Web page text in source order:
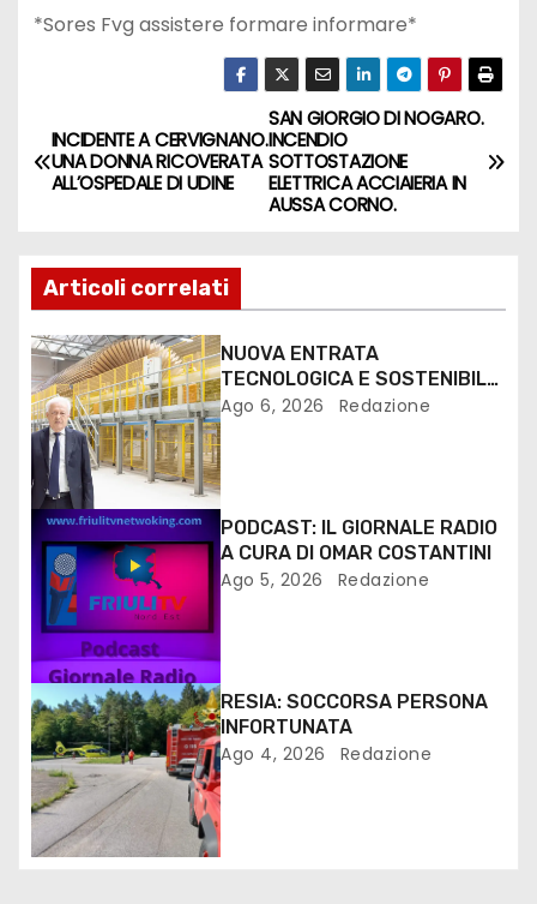
*Sores Fvg assistere formare informare*
SAN GIORGIO DI NOGARO.
INCENDIO
SOTTOSTAZIONE
ELETTRICA ACCIAIERIA IN
AUSSA CORNO.
INCIDENTE A CERVIGNANO.
UNA DONNA RICOVERATA
ALL’OSPEDALE DI UDINE
Articoli correlati
NUOVA ENTRATA
TECNOLOGICA E SOSTENIBILE
PER I MEZZI PESANTI ALLA
Ago 6, 2026 Redazione
PODCAST: IL GIORNALE RADIO
A CURA DI OMAR COSTANTINI
Ago 5, 2026 Redazione
RESIA: SOCCORSA PERSONA
INFORTUNATA
Ago 4, 2026 Redazione